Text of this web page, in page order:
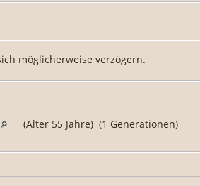
möglicherweise verzögern.
(Alter 55 Jahre) (1 Generationen)